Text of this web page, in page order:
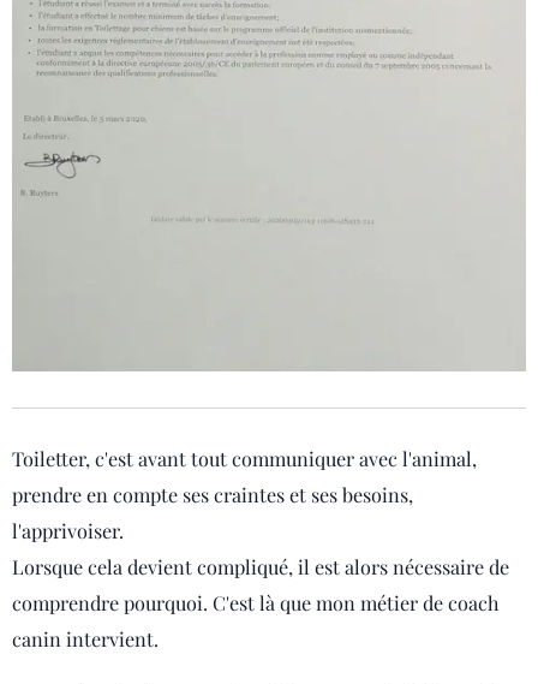
Toiletter, c'est avant tout communiquer avec l'animal,
prendre en compte ses craintes et ses besoins,
l'apprivoiser.
Lorsque cela devient compliqué, il est alors nécessaire de
comprendre pourquoi. C'est là que mon métier de coach
canin intervient.